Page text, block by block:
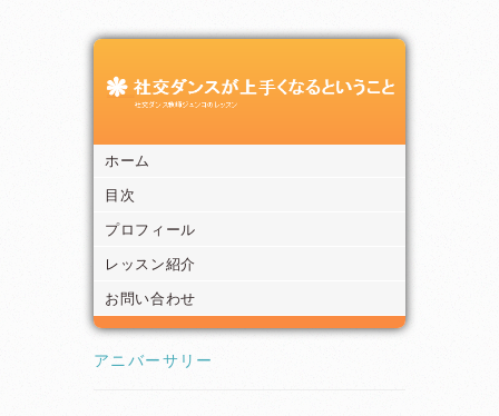
ホーム
目次
プロフィール
レッスン紹介
お問い合わせ
アニバーサリー